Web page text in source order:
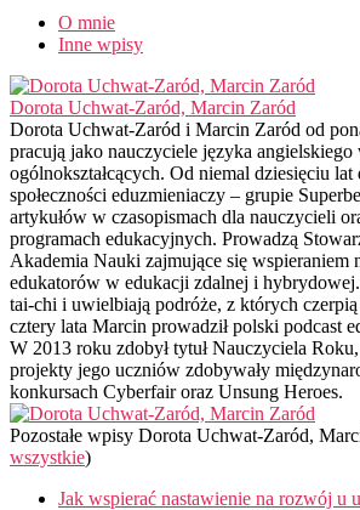
O mnie
Inne wpisy
Dorota Uchwat-Zaród, Marcin Zaród
Dorota Uchwat-Zaród i Marcin Zaród od
pracują jako nauczyciele języka
ogólnokształcących. Od niemal dziesięciu
społeczności eduzmieniaczy – grupie
artykułów w czasopismach dla nauczycieli
programach edukacyjnych. Prowadzą
Akademia Nauki zajmujące się wspieraniem
edukatorów w edukacji zdalnej i
tai-chi i uwielbiają podróże, z których
cztery lata Marcin prowadził polski podcast
W 2013 roku zdobył tytuł Nauczyciela
projekty jego uczniów zdobywały
konkursach Cyberfair oraz Unsung Heroes.
Pozostałe wpisy Dorota Uchwat-Zaród,
wszystkie)
Jak wspierać nastawienie na rozwój u